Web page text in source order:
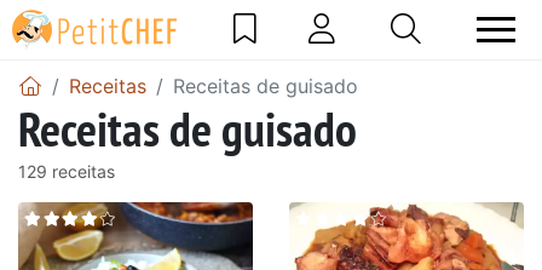
Receitas Receitas de guisado
Receitas de guisado
129 receitas